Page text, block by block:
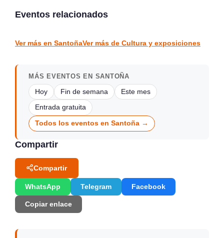
Eventos relacionados
Santander
Ver más en SantoñaVer más de Cultura y exposiciones
MÁS EVENTOS EN SANTOÑA
Hoy Fin de semana Este mes
Entrada gratuita
Todos los eventos en Santoña →
Compartir
Compartir
WhatsApp Telegram Facebook
Copiar enlace